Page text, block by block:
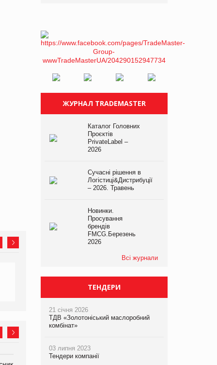
ЖУРНАЛ TRADEMASTER
Каталог Головних
Проєктів
PrivateLabel –
2026
Сучасні рішення в
Логістиці&Дистрибуції
– 2026. Травень
Новинки.
Просування
брендів
FMCG.Березень
2026
Всі журнали
ТЕНДЕРИ
21 січня 2026
ТДВ «Золотоніський маслоробний
комбінат»
03 липня 2023
Тендери компанії